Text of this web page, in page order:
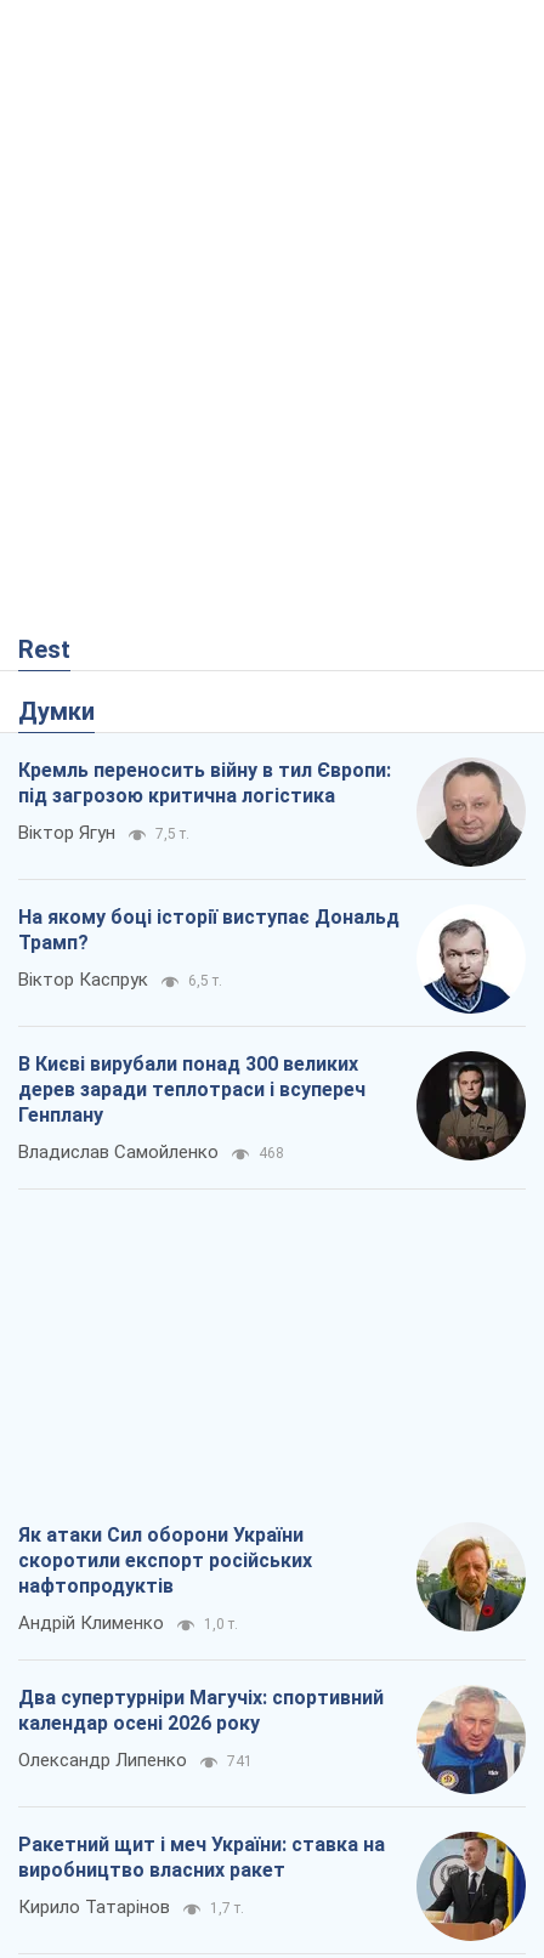
Rest
Думки
Кремль переносить війну в тил Європи:
під загрозою критична логістика
Віктор Ягун 7,5 т.
На якому боці історії виступає Дональд
Трамп?
Віктор Каспрук 6,5 т.
В Києві вирубали понад 300 великих
дерев заради теплотраси і всупереч
Генплану
Владислав Самойленко 468
Як атаки Сил оборони України
скоротили експорт російських
нафтопродуктів
Андрій Клименко 1,0 т.
Два супертурніри Магучіх: спортивний
календар осені 2026 року
Олександр Липенко 741
Ракетний щит і меч України: ставка на
виробництво власних ракет
Кирило Татарінов 1,7 т.